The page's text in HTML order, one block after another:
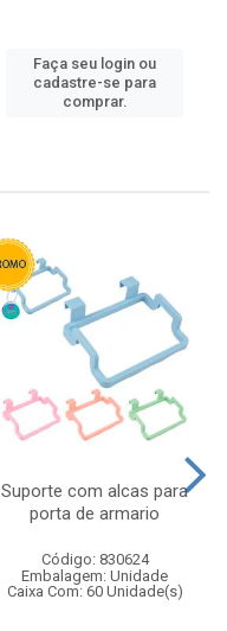
Faça seu login ou
cadastre-se para
comprar.
Suporte com alcas para
porta de armario
Código: 830624
Embalagem: Unidade
Caixa Com: 60 Unidade(s)